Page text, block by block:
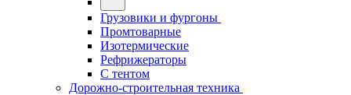
Грузовики и фургоны
Промтоварные
Изотермические
Рефрижераторы
С тентом
Дорожно-строительная техника